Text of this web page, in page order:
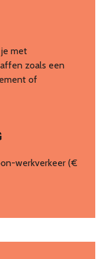
je met
zoals een
of
werkverkeer (€